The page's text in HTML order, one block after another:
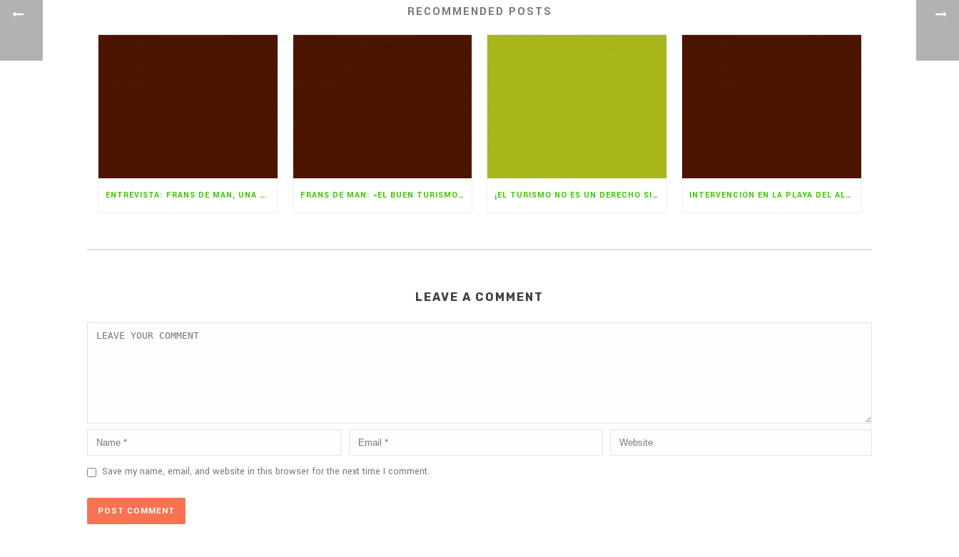
RECOMMENDED POSTS
ENTREVISTA: FRANS DE MAN, UNA VIDA DEDICADA AL TURISMO SOSTENIBLE FRANS DE MAN: «EL BUEN TURISMO ES EL QUE AYUDA A SALIR ADELANTE A LOS MÁS POBRES EN SUS PAÍSES» ¡EL TURISMO NO ES UN DERECHO SINO UN FENÓMENO FUERA DE CONTROL! INTERVENCIÓN EN LA PLAYA DEL ALGARROBICO, MANERAS DE (DES)HACER.
LEAVE A COMMENT
Save my name, email, and website in this browser for the next time I comment.